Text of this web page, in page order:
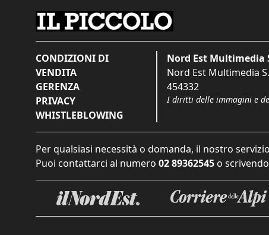
CONDIZIONI DI
VENDITA
GERENZA
PRIVACY
WHISTLEBLOWING
Nord Est Multimedia
Nord Est Multimedia
454332
I diritti delle immagini e
Per qualsiasi necessità o domanda, il nostro
Puoi contattarci al numero 02 89362545 o